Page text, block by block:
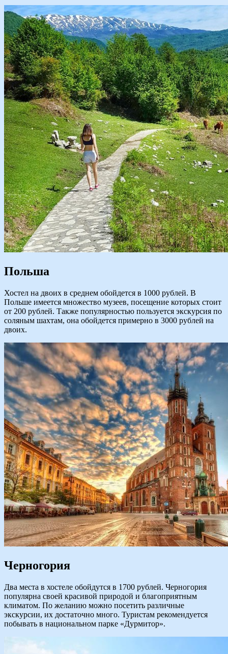
Польша
Хостел на двоих в среднем обойдется в 1000 рублей. В
Польше имеется множество музеев, посещение которых стоит
от 200 рублей. Также популярностью пользуется экскурсия по
соляным шахтам, она обойдется примерно в 3000 рублей на
двоих.
Черногория
Два места в хостеле обойдутся в 1700 рублей. Черногория
популярна своей красивой природой и благоприятным
климатом. По желанию можно посетить различные
экскурсии, их достаточно много. Туристам рекомендуется
побывать в национальном парке «Дурмитор».